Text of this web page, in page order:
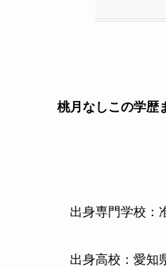
桃月なしこの学歴
出身専門学校：
出身高校：愛知